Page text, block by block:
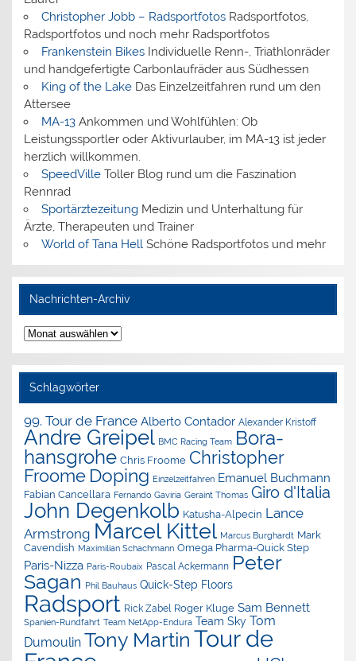
Christopher Jobb – RadsportfotosRadsportfotos,
Radsportfotos und noch mehr Radsportfotos
Frankenstein BikesIndividuelle Renn-, Triathlonräder
und handgefertigte Carbonlaufräder aus Südhessen
King of the LakeDas Einzelzeitfahren rund um den
Attersee
MA-13Ankommen und Wohlfühlen: Ob
Leistungssportler oder Aktivurlauber, im MA-13 ist jeder
herzlich willkommen.
SpeedVilleToller Blog rund um die Faszination
Rennrad
SportärztezeitungMedizin und Unterhaltung für
Ärzte, Therapeuten und Trainer
World of Tana HellSchöne Radsportfotos und mehr
Nachrichten-Archiv
Nachrichten-
Archiv
Schlagwörter
99. Tour de France Alberto Contador Alexander Kristoff
Andre Greipel BMC Racing Team Bora-
hansgrohe Chris Froome Christopher
Froome Doping Einzelzeitfahren Emanuel Buchmann
Fabian Cancellara Fernando Gaviria Geraint Thomas Giro d'Italia
John Degenkolb Katusha-Alpecin Lance
Armstrong Marcel Kittel Marcus Burghardt Mark
Cavendish Maximilian Schachmann Omega Pharma-Quick Step
Paris-Nizza Paris-Roubaix Pascal Ackermann Peter
Sagan Phil Bauhaus Quick-Step Floors
Radsport Rick Zabel Roger Kluge Sam Bennett
Spanien-Rundfahrt Team NetApp-Endura Team Sky Tom
Dumoulin Tony Martin Tour de